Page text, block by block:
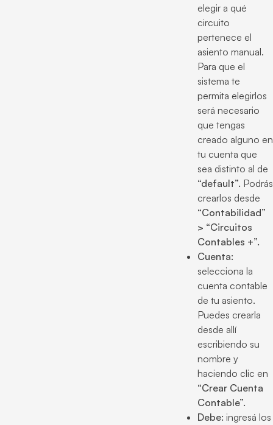
elegir a qué
circuito
pertenece el
asiento manual.
Para que el
sistema te
permita elegirlos
será necesario
que tengas
creado alguno en
tu cuenta que
sea distinto al de
“default”. Podrás
crearlos desde
“Contabilidad”
> “Circuitos
Contables +”.
Cuenta:
selecciona la
cuenta contable
de tu asiento.
Puedes crearla
desde allí
escribiendo su
nombre y
haciendo clic en
“Crear Cuenta
Contable”.
Debe: ingresá los